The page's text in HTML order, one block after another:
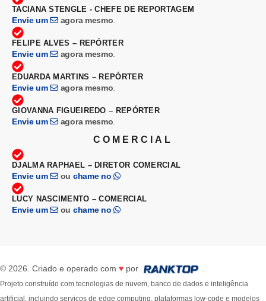
TACIANA STENGLE - CHEFE DE REPORTAGEM
Envie um agora mesmo
FELIPE ALVES – REPÓRTER
Envie um agora mesmo
EDUARDA MARTINS – REPÓRTER
Envie um agora mesmo
GIOVANNA FIGUEIREDO – REPÓRTER
Envie um agora mesmo
COMERCIAL
DJALMA RAPHAEL – DIRETOR COMERCIAL
Envie um ou chame no
LUCY NASCIMENTO – COMERCIAL
Envie um ou chame no
© 2026. Criado e operado com ♥ por
Projeto construído com tecnologias de nuvem, banco de dados e inteligência
artificial, incluindo serviços de edge computing, plataformas low-code e modelos